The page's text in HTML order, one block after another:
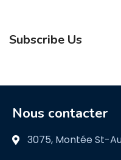
Subscribe Us
Nous contacter
3075, Montée St-